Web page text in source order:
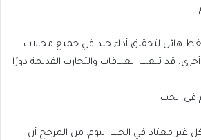
هائل لتحقيق أداء جيد في جميع مجالات
قد تلعب العلاقات والتجارب القديمة دورًا
في الحب
غير معتاد في الحب اليوم. من المرجح أن